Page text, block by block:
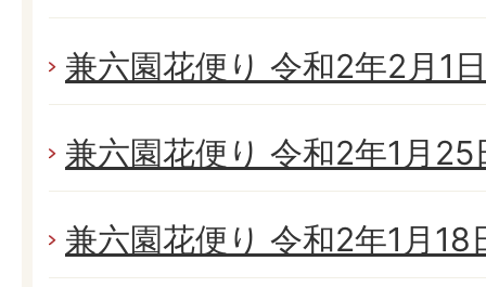
兼六園花便り 令和2年2月1
兼六園花便り 令和2年1月
兼六園花便り 令和2年1月18